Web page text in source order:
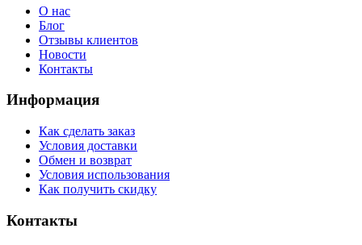
О нас
Блог
Отзывы клиентов
Новости
Контакты
Информация
Как сделать заказ
Условия доставки
Обмен и возврат
Условия использования
Как получить скидку
Контакты